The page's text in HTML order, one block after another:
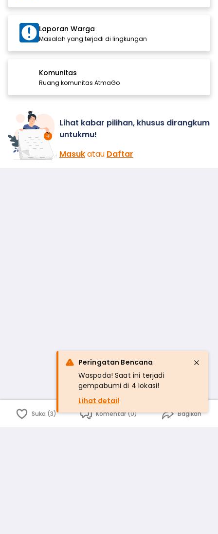
Laporan Warga
Masalah yang terjadi di lingkungan
Komunitas
Ruang komunitas AtmaGo
Lihat kabar pilihan, khusus dirangkum
untukmu!
Masukatau Daftar
Suka (3) Komentar (0) Bagikan
Peringatan Bencana
Waspada! Saat ini terjadi
gempabumi di 4 lokasi!
Lihat detail